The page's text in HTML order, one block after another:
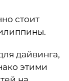
стоит
дайвинга,
этими